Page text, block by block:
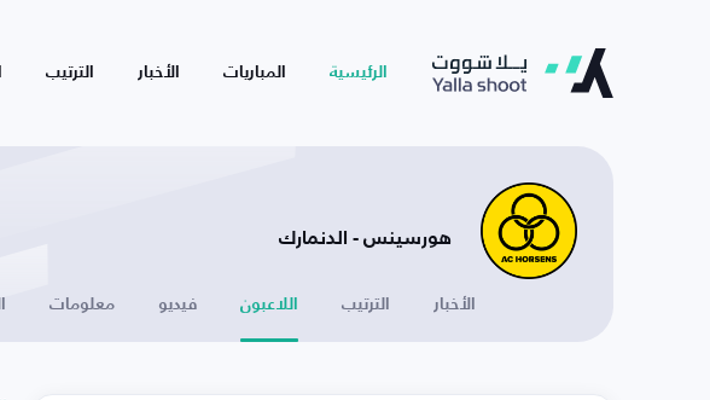
الرئيسية المباريات الأخبار الترتيب
هورسينس - الدنمارك
الأخبار الترتيب اللاعبون فيديو معلومات